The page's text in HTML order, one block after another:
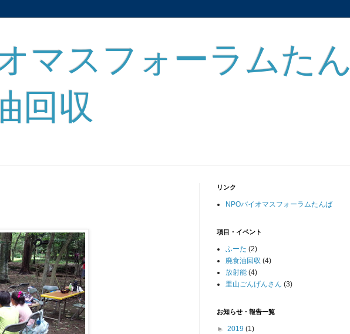
マスフォーラムたん
回収
リンク
NPOバイオマスフォーラムたんば
項目・イベント
ふーた (2)
廃食油回収 (4)
放射能 (4)
里山ごんげんさん (3)
お知らせ・報告一覧
► 2019 (1)